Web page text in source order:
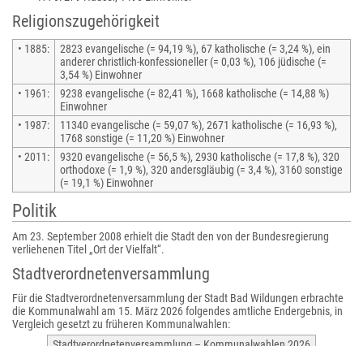
Religionszugehörigkeit
• 1885:
2823 evangelische (= 94,19 %), 67 katholische (= 3,24 %), ein
anderer christlich-konfessioneller (= 0,03 %), 106 jüdische (=
3,54 %) Einwohner
• 1961:
9238 evangelische (= 82,41 %), 1668 katholische (= 14,88 %)
Einwohner
• 1987:
11340 evangelische (= 59,07 %), 2671 katholische (= 16,93 %),
1768 sonstige (= 11,20 %) Einwohner
• 2011:
9320 evangelische (= 56,5 %), 2930 katholische (= 17,8 %), 320
orthodoxe (= 1,9 %), 320 andersgläubig (= 3,4 %), 3160 sonstige
(= 19,1 %) Einwohner
Politik
Am 23. September 2008 erhielt die Stadt den von der Bundesregierung
verliehenen Titel „Ort der Vielfalt“.
Stadtverordnetenversammlung
Für die Stadtverordnetenversammlung der Stadt Bad Wildungen erbrachte
die Kommunalwahl am 15. März 2026 folgendes amtliche Endergebnis, in
Vergleich gesetzt zu früheren Kommunalwahlen: